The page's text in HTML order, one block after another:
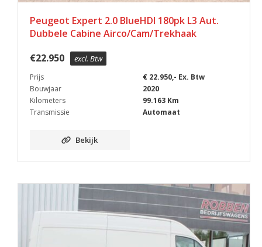
Peugeot Expert 2.0 BlueHDI 180pk L3 Aut.
Dubbele Cabine Airco/Cam/Trekhaak
€22.950 excl. Btw
Prijs
€ 22.950,- Ex. Btw
Bouwjaar
2020
Kilometers
99.163 Km
Transmissie
Automaat
Bekijk